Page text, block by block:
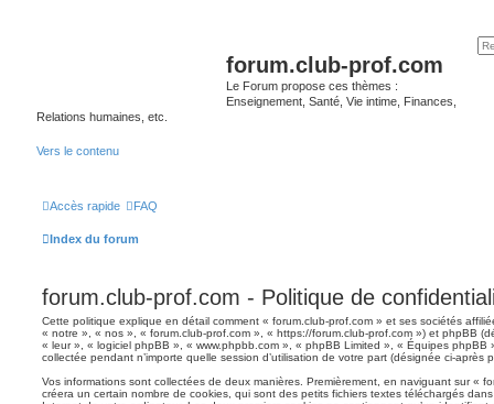
forum.club-prof.com
Le Forum propose ces thèmes :
Enseignement, Santé, Vie intime, Finances,
Relations humaines, etc.
Vers le contenu
Accès rapide FAQ
Index du forum
forum.club-prof.com - Politique de
Cette politique explique en détail comment « forum.club-prof.com » et ses sociétés
« notre », « nos », « forum.club-prof.com », « https://forum.club-prof.com ») et phpBB
« leur », « logiciel phpBB », « www.phpbb.com », « phpBB Limited », « Équipes phpBB
collectée pendant n’importe quelle session d’utilisation de votre part (désignée ci-après
Vos informations sont collectées de deux manières. Premièrement, en naviguant sur «
créera un certain nombre de cookies, qui sont des petits fichiers textes téléchargés